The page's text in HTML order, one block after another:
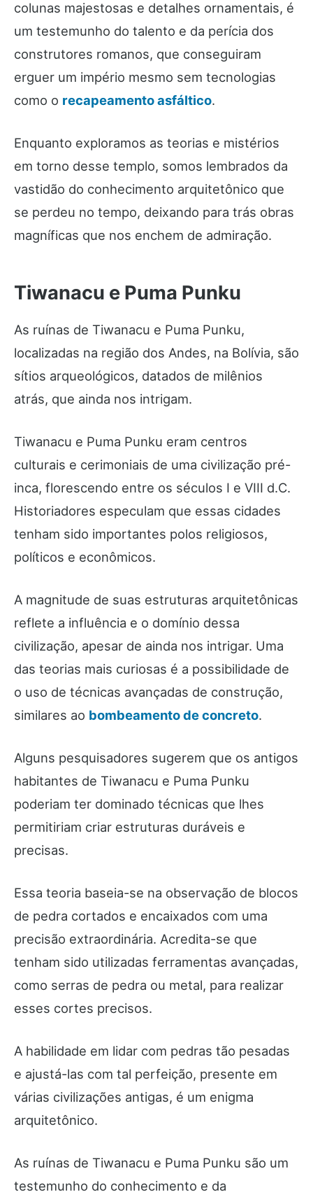
colunas majestosas e detalhes ornamentais, é
um testemunho do talento e da perícia dos
construtores romanos, que conseguiram
erguer um império mesmo sem tecnologias
como o recapeamento asfáltico.
Enquanto exploramos as teorias e mistérios
em torno desse templo, somos lembrados da
vastidão do conhecimento arquitetônico que
se perdeu no tempo, deixando para trás obras
magníficas que nos enchem de admiração.
Tiwanacu e Puma Punku
As ruínas de Tiwanacu e Puma Punku,
localizadas na região dos Andes, na Bolívia, são
sítios arqueológicos, datados de milênios
atrás, que ainda nos intrigam.
Tiwanacu e Puma Punku eram centros
culturais e cerimoniais de uma civilização pré-
inca, florescendo entre os séculos I e VIII d.C.
Historiadores especulam que essas cidades
tenham sido importantes polos religiosos,
políticos e econômicos.
A magnitude de suas estruturas arquitetônicas
reflete a influência e o domínio dessa
civilização, apesar de ainda nos intrigar. Uma
das teorias mais curiosas é a possibilidade de
o uso de técnicas avançadas de construção,
similares ao bombeamento de concreto.
Alguns pesquisadores sugerem que os antigos
habitantes de Tiwanacu e Puma Punku
poderiam ter dominado técnicas que lhes
permitiriam criar estruturas duráveis e
precisas.
Essa teoria baseia-se na observação de blocos
de pedra cortados e encaixados com uma
precisão extraordinária. Acredita-se que
tenham sido utilizadas ferramentas avançadas,
como serras de pedra ou metal, para realizar
esses cortes precisos.
A habilidade em lidar com pedras tão pesadas
e ajustá-las com tal perfeição, presente em
várias civilizações antigas, é um enigma
arquitetônico.
As ruínas de Tiwanacu e Puma Punku são um
testemunho do conhecimento e da